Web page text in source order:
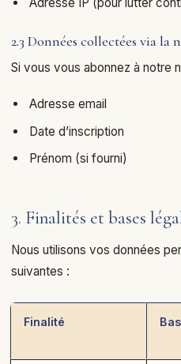
2.3 Données collectées via la
Si vous vous abonnez à notre
Adresse email
Date d’inscription
Prénom (si fourni)
3. Finalités et bases
Nous utilisons vos données
suivantes :
Finalité